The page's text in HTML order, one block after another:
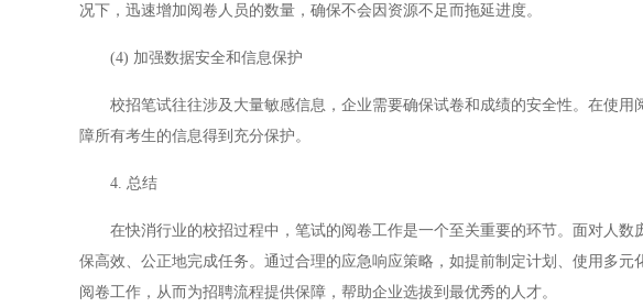
况下，迅速增加阅卷人员的数量，确保不会因资源不足而拖延进度。
(4) 加强数据安全和信息保护
校招笔试往往涉及大量敏感信息，企业需要确保试卷和成绩的安全性。在使用
障所有考生的信息得到充分保护。
4. 总结
在快消行业的校招过程中，笔试的阅卷工作是一个至关重要的环节。面对人数
保高效、公正地完成任务。通过合理的应急响应策略，如提前制定计划、使用多
阅卷工作，从而为招聘流程提供保障，帮助企业选拔到最优秀的人才。